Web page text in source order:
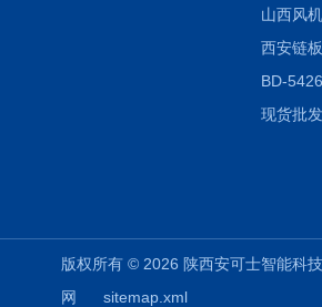
西安链
版权所有 © 2026 陕西安可士智能
网
sitemap.xml